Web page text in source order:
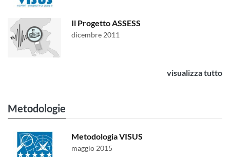
Il Progetto ASSESS
dicembre 2011
visualizza tutto
Metodologie
Metodologia VISUS
maggio 2015